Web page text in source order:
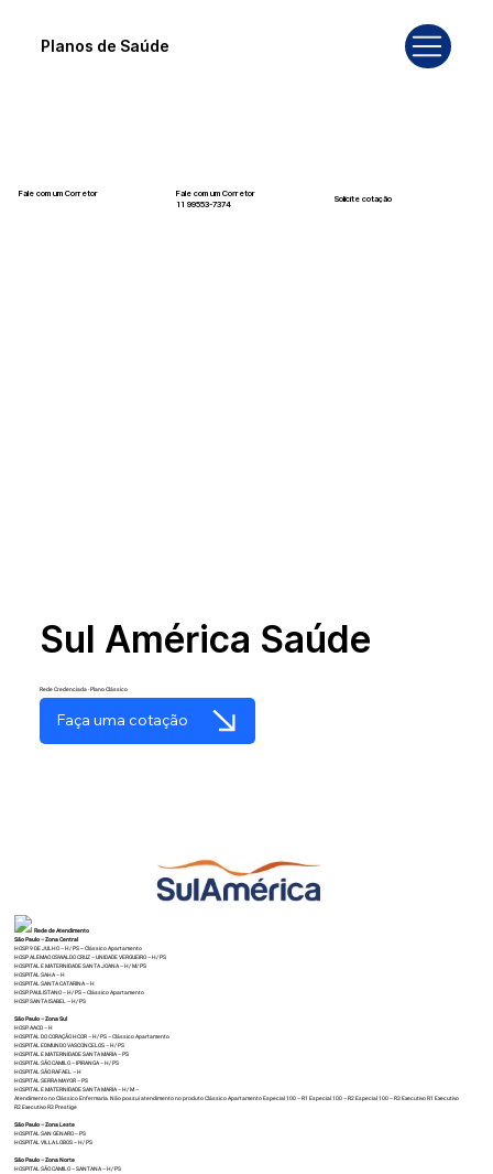
Planos de Saúde
Fale com um Corretor
Fale com um Corretor
11 99553-7374
Solicite cotação
Sul América Saúde
Rede Credenciada - Plano Clássico
Faça uma cotação
Rede de Atendimento
São Paulo – Zona Central
HOSP. 9 DE JULHO – H/ PS – Clássico Apartamento
HOSP ALEMAO OSWALDO CRUZ – UNIDADE VERGUEIRO – H/ PS
HOSPITAL E MATERNIDADE SANTA JOANA – H/ M/ PS
HOSPITAL SAHA – H
HOSPITAL SANTA CATARINA – H
HOSP. PAULISTANO – H/ PS – Clássico Apartamento
HOSP. SANTA ISABEL – H/ PS
São Paulo – Zona Sul
HOSP. AACD – H
HOSPITAL DO CORAÇÃO HCOR – H/ PS – Clássico Apartamento
HOSPITAL EDMUNDO VASCONCELOS – H/ PS
HOSPITAL E MATERNIDADE SANTA MARIA – PS
HOSPITAL SÃO CAMILO – IPIRANGA – H/ PS
HOSPITAL SÃO RAFAEL – H
HOSPITAL SERRA MAYOR – PS
HOSPITAL E MATERNIDADE SANTA MARIA – H/ M –
Atendimento no Clássico Enfermaria. Não possui atendimento no produto Clássico Apartamento Especial 100 – R1 Especial 100 – R2 Especial 100 – R3 Executivo R1 Executivo
R2 Executivo R3 Prestige
São Paulo – Zona Leste
HOSPITAL SAN GENARO – PS
HOSPITAL VILLA LOBOS – H/ PS
São Paulo – Zona Norte
HOSPITAL SÃO CAMILO – SANTANA – H/ PS